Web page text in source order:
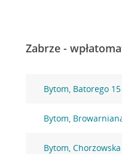
Zabrze -
Bytom, Batorego 15
Bytom,
Bytom,